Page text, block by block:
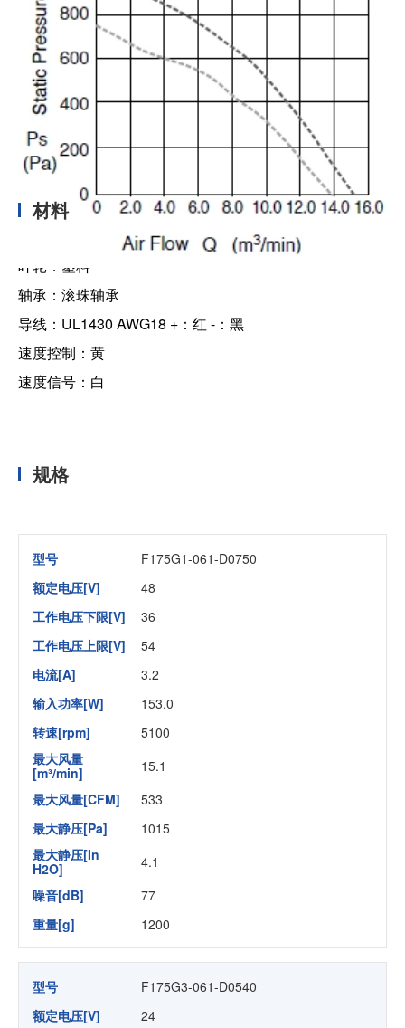
材料
叶轮：塑料
轴承：滚珠轴承
导线：UL1430 AWG18 +：红 -：黑
速度控制：黄
速度信号：白
规格
型号
F175G1-061-D0750
额定电压[V]
48
工作电压下限[V]
36
工作电压上限[V]
54
电流[A]
3.2
输入功率[W]
153.0
转速[rpm]
5100
最大风量
[m³/min]
15.1
最大风量[CFM]
533
最大静压[Pa]
1015
最大静压[In
H2O]
4.1
噪音[dB]
77
重量[g]
1200
型号
F175G3-061-D0540
额定电压[V]
24